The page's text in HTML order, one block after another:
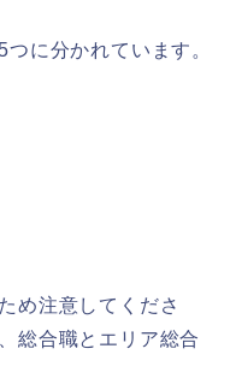
に分かれています。
め注意してくださ
総合職とエリア総合